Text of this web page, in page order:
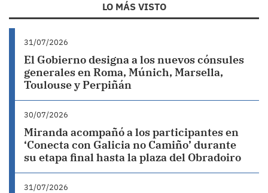
LO MÁS VISTO
31/07/2026
El Gobierno designa a los nuevos cónsules
generales en Roma, Múnich, Marsella,
Toulouse y Perpiñán
30/07/2026
Miranda acompañó a los participantes en
‘Conecta con Galicia no Camiño’ durante
su etapa final hasta la plaza del Obradoiro
31/07/2026